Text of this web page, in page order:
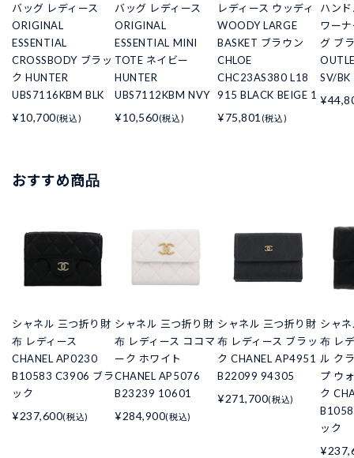
バッグ レディース
ORIGINAL
ESSENTIAL
CROSSBODY ブラッ
ク HUNTER
UBS7116KBM BLK
¥10,700(税込)
バッグ レディース
ORIGINAL
ESSENTIAL MINI
TOTE ネイビー
HUNTER
UBS7112KBM NVY
¥10,560(税込)
レディース ウッディ
WOODY LARGE
BASKET ブラウン
CHLOE
CHC23AS380 L18
915 BLACK BEIGE 1
¥75,801 (税込)
ハン
ワー
グ ブ
SV/BK
おすすめ商品
シャネル 三つ折り財
布 レディース
CHANEL AP0230
B10583 C3906 ブラ
ック
¥237,600(税込)
シャネル 三つ折り財
布 レディース ココマ
ーク ホワイト
CHANEL AP5076
B23239 10601
¥284,900(税込)
シャネル 三つ折り財
布 レディース ブラッ
ク CHANEL AP4951
B22099 94305
¥271,700(税込)
シャ
布 レ
ル ク
プ ウ
ク
ック